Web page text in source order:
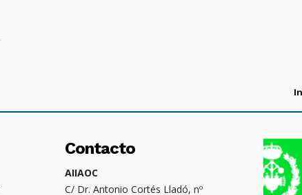
Contacto
AIIAOC
C/ Dr. Antonio Cortés Lladó, nº